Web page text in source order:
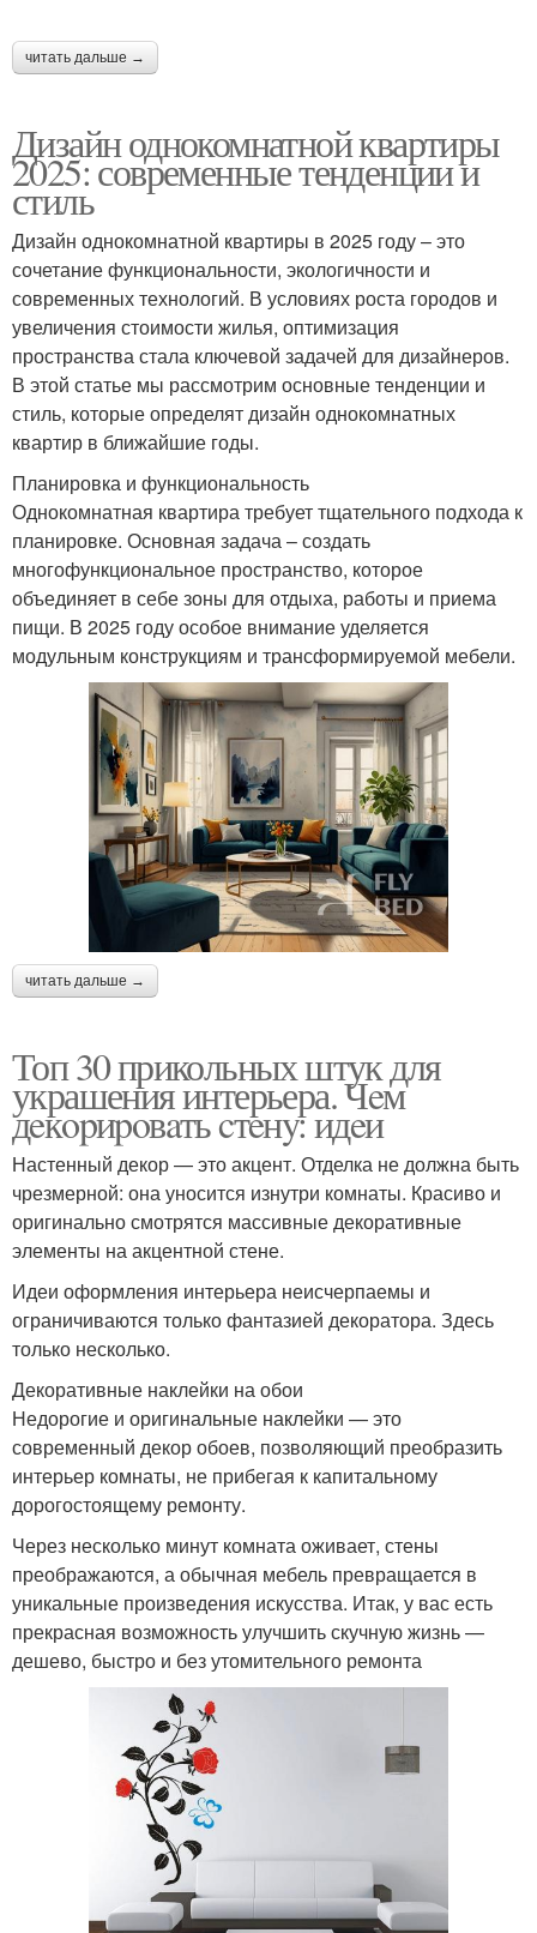
читать дальше →
Дизайн однокомнатной квартиры
2025: современные тенденции и
стиль
Дизайн однокомнатной квартиры в 2025 году – это
сочетание функциональности, экологичности и
современных технологий. В условиях роста городов и
увеличения стоимости жилья, оптимизация
пространства стала ключевой задачей для дизайнеров.
В этой статье мы рассмотрим основные тенденции и
стиль, которые определят дизайн однокомнатных
квартир в ближайшие годы.
Планировка и функциональность
Однокомнатная квартира требует тщательного подхода к
планировке. Основная задача – создать
многофункциональное пространство, которое
объединяет в себе зоны для отдыха, работы и приема
пищи. В 2025 году особое внимание уделяется
модульным конструкциям и трансформируемой мебели.
читать дальше →
Топ 30 прикольных штук для
украшения интерьера. Чeм
дeкopиpoвaть cтeнy: идeи
Настенный декор — это акцент. Отделка не должна быть
чрезмерной: она уносится изнутри комнаты. Красиво и
оригинально смотрятся массивные декоративные
элементы на акцентной стене.
Идеи оформления интерьера неисчерпаемы и
ограничиваются только фантазией декоратора. Здесь
только несколько.
Декоративные наклейки на обои
Недорогие и оригинальные наклейки — это
современный декор обоев, позволяющий преобразить
интерьер комнаты, не прибегая к капитальному
дорогостоящему ремонту.
Через несколько минут комната оживает, стены
преображаются, а обычная мебель превращается в
уникальные произведения искусства. Итак, у вас есть
прекрасная возможность улучшить скучную жизнь —
дешево, быстро и без утомительного ремонта